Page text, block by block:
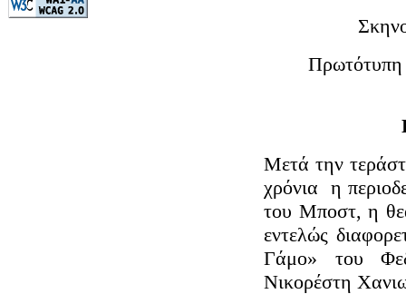
Μετά την
χρόνια η
του Μποστ, η
εντελώς
Γάμο» του
Νικορέστη